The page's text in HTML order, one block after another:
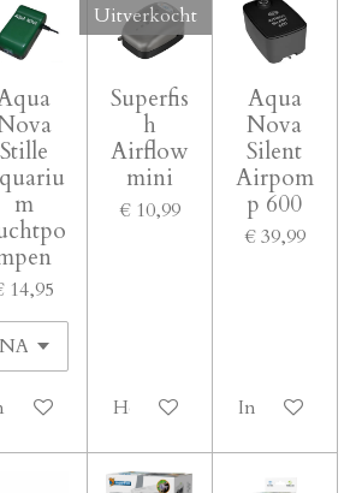
Stille
m
14,95
winkelwagen
Uitverkocht
Superfis
h
Airflow
mini
€ 10,99
Houd mij op de hoogte
Aqua
Nova
Silent
Airpom
p 600
€ 39,99
In